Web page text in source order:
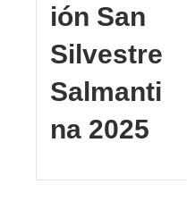
ión San
Silvestre
Salmanti
na 2025